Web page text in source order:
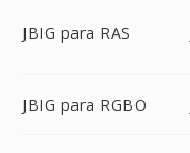
JBIG para RAS
JBIG para RGBO